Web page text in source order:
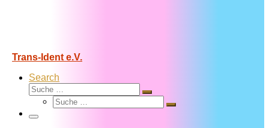
Trans-Ident e.V.
Search
Suche
Suche
Suche
Suche
Menü